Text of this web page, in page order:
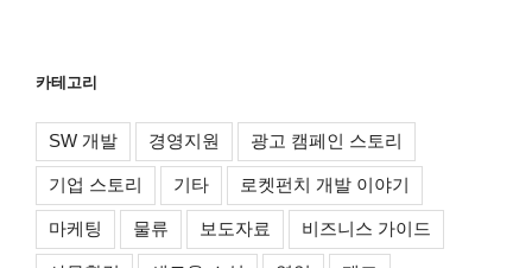
카테고리
SW 개발 경영지원 광고 캠페인 스토리
기업 스토리 기타 로켓펀치 개발 이야기
마케팅 물류 보도자료 비즈니스 가이드